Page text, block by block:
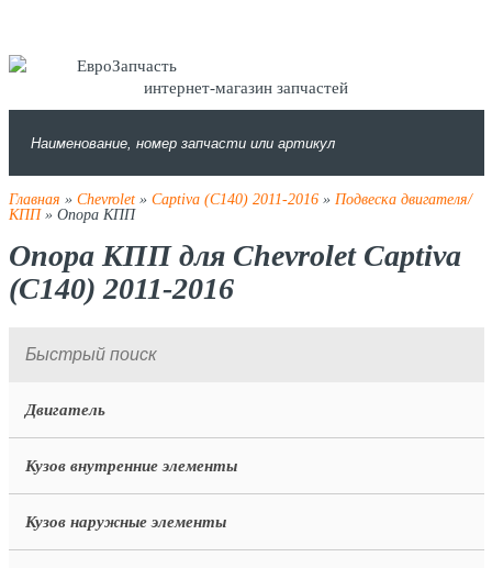
интернет-магазин запчастей
Главная » Chevrolet» Captiva (C140) 2011-2016» Подвеска двигателя/
КПП» Опора КПП
Опора КПП для Chevrolet Captiva
(C140) 2011-2016
Двигатель
Кузов внутренние элементы
Кузов наружные элементы